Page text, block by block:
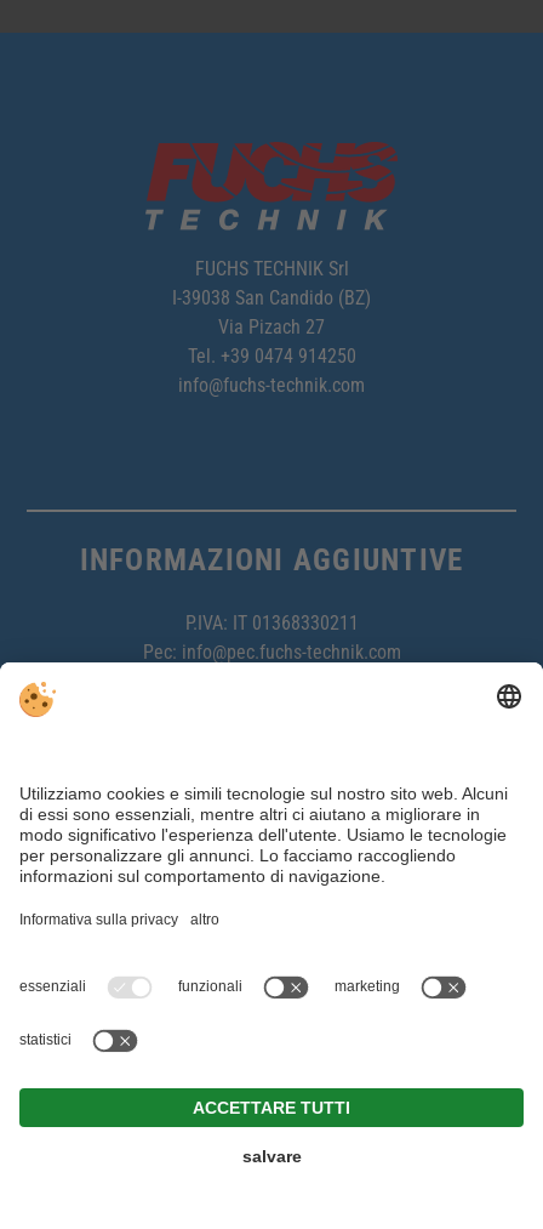
FUCHS TECHNIK Srl
I-39038 San Candido (BZ)
Via Pizach 27
Tel. +39 0474 914250
info@fuchs-technik.com
INFORMAZIONI AGGIUNTIVE
P.IVA: IT 01368330211
Pec: info@pec.fuchs-technik.com
DOWNLOADS
Ski Storage
Riferimenti Ski Storage